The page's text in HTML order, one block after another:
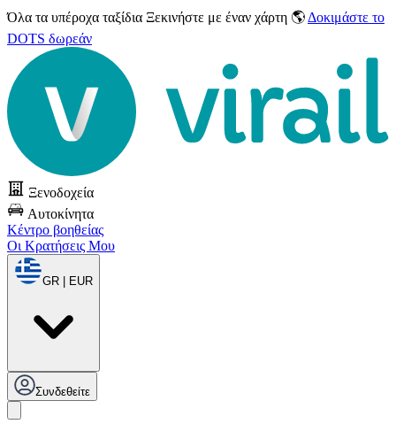
Όλα τα υπέροχα ταξίδια Ξεκινήστε με έναν χάρτη 🌎 Δοκιμάστε το
DOTS δωρεάν
Ξενοδοχεία
Αυτοκίνητα
Κέντρο βοηθείας
Οι Κρατήσεις Μου
GR | EUR
Συνδεθείτε